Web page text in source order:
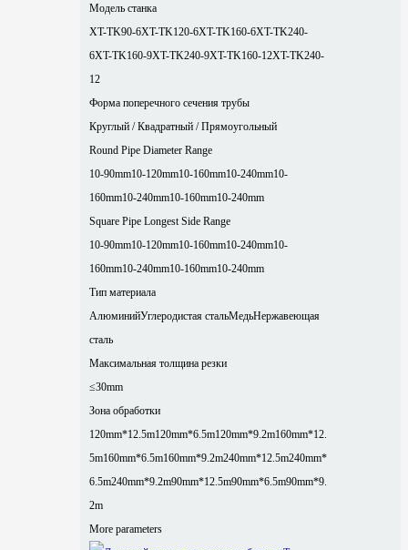
Модель станка
XT-TK90-6XT-TK120-6XT-TK160-6XT-TK240-
6XT-TK160-9XT-TK240-9XT-TK160-12XT-TK240-
12
Форма поперечного сечения трубы
Круглый / Квадратный / Прямоугольный
Round Pipe Diameter Range
10-90mm10-120mm10-160mm10-240mm10-
160mm10-240mm10-160mm10-240mm
Square Pipe Longest Side Range
10-90mm10-120mm10-160mm10-240mm10-
160mm10-240mm10-160mm10-240mm
Тип материала
АлюминийУглеродистая стальМедьНержавеющая
сталь
Максимальная толщина резки
≤30mm
Зона обработки
120mm*12.5m120mm*6.5m120mm*9.2m160mm*12.
5m160mm*6.5m160mm*9.2m240mm*12.5m240mm*
6.5m240mm*9.2m90mm*12.5m90mm*6.5m90mm*9.
2m
More parameters